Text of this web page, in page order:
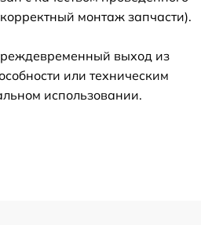
монтаж запчасти).
выход из
или техническим
использовании.